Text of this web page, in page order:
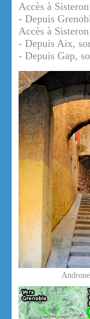
Accès à
- Depuis
Accès à
- Depuis Aix,
- Depuis Gap,